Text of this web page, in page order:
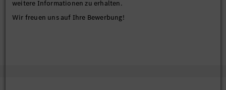
weitere Informationen zu erhalten.
Wir freuen uns auf Ihre Bewerbung!